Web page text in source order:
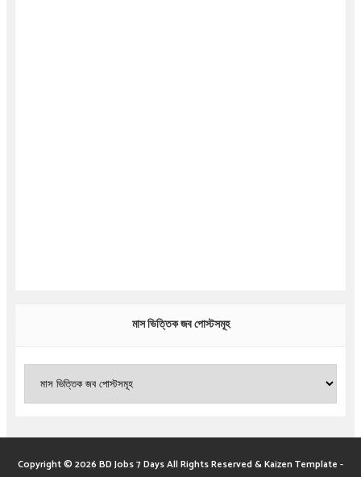
মাস ভিত্তিক জব পোস্টসমূহ
Copyright © 2026 BD Jobs 7 DaysAll Rights Reserved &Kaizen Template -